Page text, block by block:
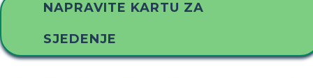
NAPRAVITE KARTU ZA
SJEDENJE